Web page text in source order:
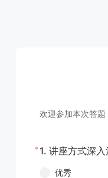
欢迎参加本次答题
* 1. 讲座方式深
优秀